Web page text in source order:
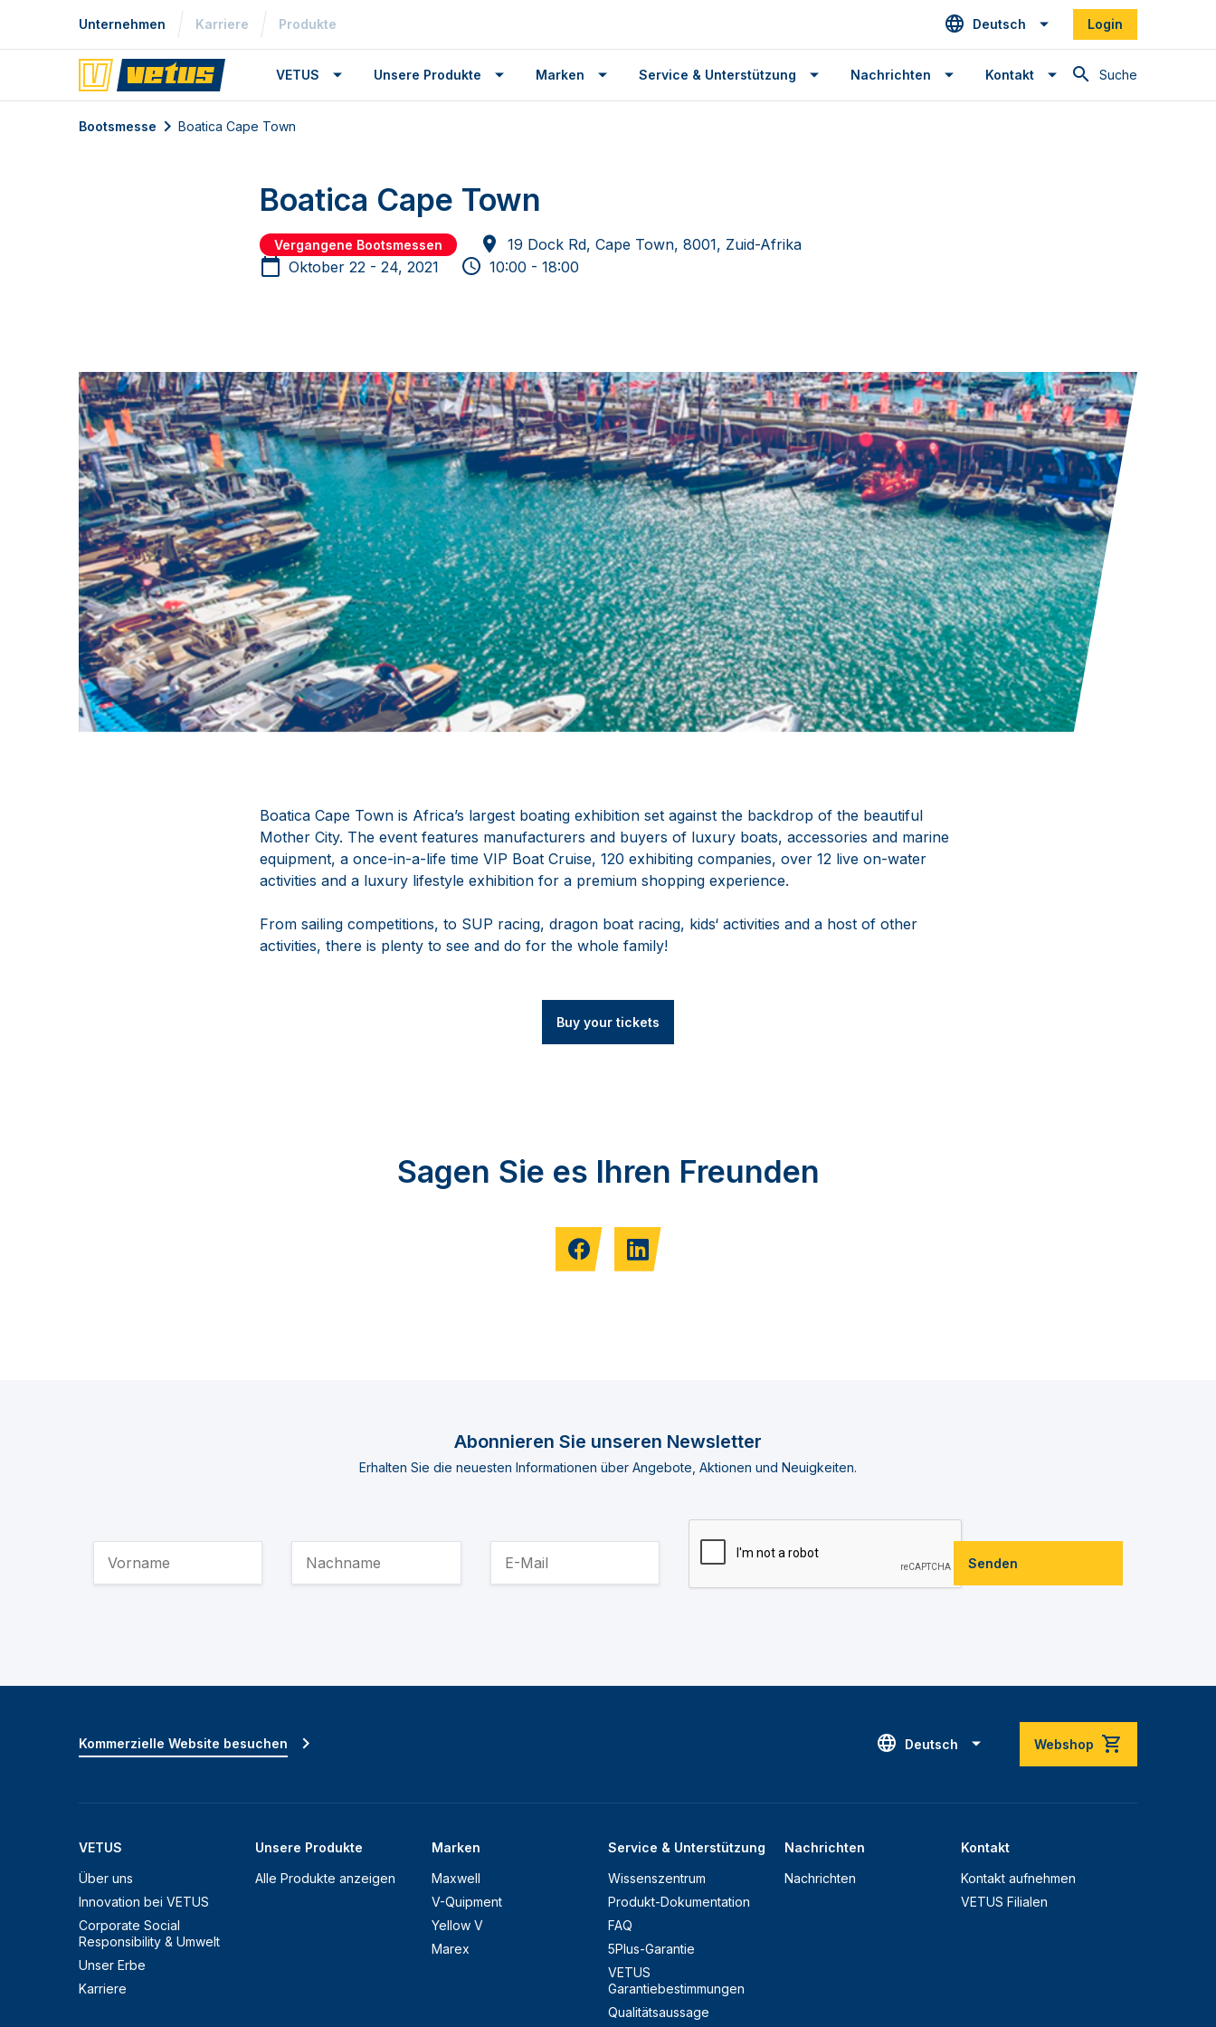
Unternehmen Karriere Produkte Deutsch Login
Suche
VETUS Unsere Produkte Marken Service & Unterstützung Nachrichten Kontakt
Bootsmesse Boatica Cape Town
Boatica Cape Town
Vergangene Bootsmessen
19 Dock Rd, Cape Town, 8001, Zuid-Afrika
Oktober 22 - 24, 2021
10:00 - 18:00
Boatica Cape Town is Africa’s largest boating exhibition set against the backdrop of the beautiful
Mother City. The event features manufacturers and buyers of luxury boats, accessories and marine
equipment, a once-in-a-life time VIP Boat Cruise, 120 exhibiting companies, over 12 live on-water
activities and a luxury lifestyle exhibition for a premium shopping experience.
From sailing competitions, to SUP racing, dragon boat racing, kids‘ activities and a host of other
activities, there is plenty to see and do for the whole family!
Buy your tickets
Sagen Sie es Ihren Freunden
Abonnieren Sie unseren Newsletter
Erhalten Sie die neuesten Informationen über Angebote, Aktionen und Neuigkeiten.
Senden
Deutsch Webshop
VETUS
Über uns
Innovation bei VETUS
Corporate Social
Responsibility & Umwelt
Unser Erbe
Karriere
Unsere Produkte
Alle Produkte anzeigen
Marken
Maxwell
V-Quipment
Yellow V
Marex
Service & Unterstützung
Wissenszentrum
Produkt-Dokumentation
FAQ
5Plus-Garantie
VETUS
Garantiebestimmungen
Qualitätsaussage
Nachrichten
Nachrichten
Kontakt
Kontakt aufnehmen
VETUS Filialen
Kommerzielle Website besuchen